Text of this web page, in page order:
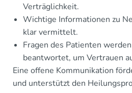
Verträglichkeit.
Wichtige Informationen zu
klar vermittelt.
Fragen des Patienten
beantwortet, um Vertrauen
Eine offene Kommunikation
und unterstützt den